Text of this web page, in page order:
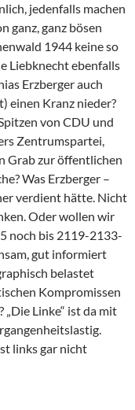
jedenfalls machen
ganz, ganz bösen
1944 keine so
Liebknecht ebenfalls
Erzberger auch
einen Kranz nieder?
von CDU und
Zentrumspartei,
Grab zur öffentlichen
Was Erzberger –
verdient hätte. Nicht
Oder wollen wir
noch bis 2119-2133-
gut informiert
belastet
Kompromissen
Linke“ ist da mit
links gar nicht